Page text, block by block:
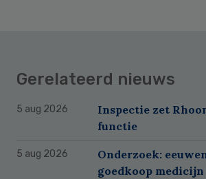
Gerelateerd nieuws
5 aug 2026
Inspectie zet
functie
5 aug 2026
Onderzoek:
goedkoop medicijn